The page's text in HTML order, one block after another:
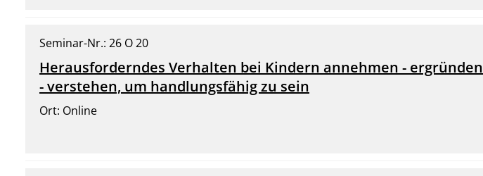
Seminar-Nr.: 26 O 20
Herausforderndes Verhalten bei Kindern annehmen - ergründen
- verstehen, um handlungsfähig zu sein
Ort: Online